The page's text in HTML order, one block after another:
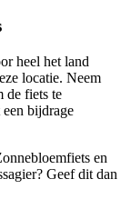
heel het land
locatie. Neem
de fiets te
bijdrage
en
Geef dit dan